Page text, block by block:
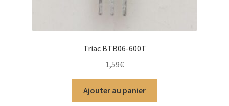
Triac BTB06-600T
1,59€
Ajouter au panier